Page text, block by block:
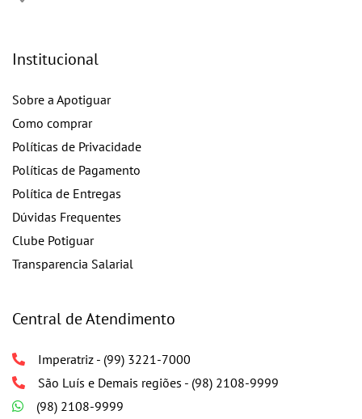
Institucional
Sobre a Apotiguar
Como comprar
Políticas de Privacidade
Políticas de Pagamento
Política de Entregas
Dúvidas Frequentes
Clube Potiguar
Transparencia Salarial
Central de Atendimento
Imperatriz - (99) 3221-7000
São Luís e Demais regiões - (98) 2108-9999
(98) 2108-9999